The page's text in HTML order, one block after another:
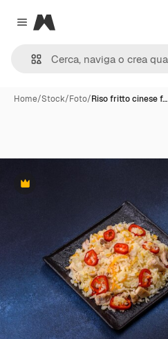
Close menu
Magnific
Home/Stock/Foto/Riso fritto cinese f…
Premium